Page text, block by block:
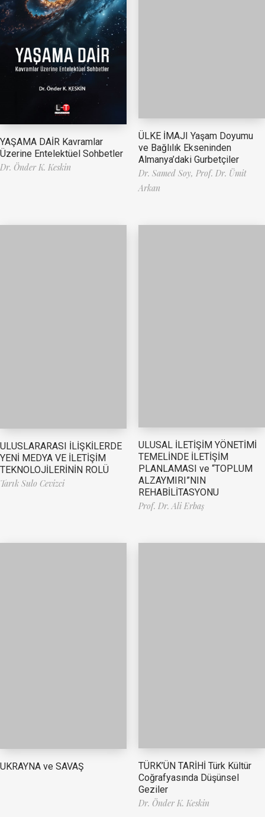
YAŞAMA DAİR Kavramlar
Üzerine Entelektüel Sohbetler
Dr. Önder K. Keskin
ÜLKE İMAJI Yaşam Doyumu
ve Bağlılık Ekseninden
Almanya’daki Gurbetçiler
Dr. Samed Soy, Prof. Dr. Ümit
Arkan
ULUSLARARASI İLİŞKİLERDE
YENİ MEDYA VE İLETİŞİM
TEKNOLOJİLERİNİN ROLÜ
Tarık Sulo Cevizci
ULUSAL İLETİŞİM YÖNETİMİ
TEMELİNDE İLETİŞİM
PLANLAMASI ve “TOPLUM
ALZAYMIRI”NIN
REHABİLİTASYONU
Prof. Dr. Ali Erbaş
UKRAYNA ve SAVAŞ
TÜRK’ÜN TARİHİ Türk Kültür
Coğrafyasında Düşünsel
Geziler
Dr. Önder K. Keskin